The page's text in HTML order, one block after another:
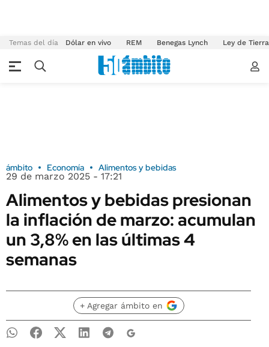
Temas del día Dólar en vivo REM Benegas Lynch Ley de
ámbito Economía Alimentos y bebidas
29 de marzo 2025 - 17:21
Alimentos y bebidas presionan
la inflación de marzo: acumulan
un 3,8% en las últimas 4
semanas
+ Agregar ámbito en